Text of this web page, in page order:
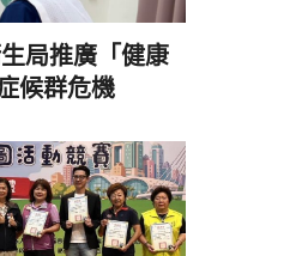
局推廣「健康
候群危機